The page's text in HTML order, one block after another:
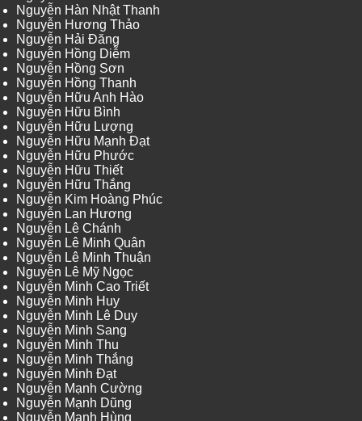
Nguyễn Hàn Nhật Thanh
Nguyễn Hương Thảo
Nguyễn Hải Đăng
Nguyễn Hồng Diễm
Nguyễn Hồng Sơn
Nguyễn Hồng Thanh
Nguyễn Hữu Anh Hào
Nguyễn Hữu Bình
Nguyễn Hữu Lượng
Nguyễn Hữu Mạnh Đạt
Nguyễn Hữu Phước
Nguyễn Hữu Thiết
Nguyễn Hữu Thắng
Nguyễn Kim Hoàng Phúc
Nguyễn Lan Hương
Nguyễn Lê Chánh
Nguyễn Lê Minh Quân
Nguyễn Lê Minh Thuận
Nguyễn Lê Mỹ Ngọc
Nguyễn Minh Cao Triết
Nguyễn Minh Huy
Nguyễn Minh Lê Duy
Nguyễn Minh Sang
Nguyễn Minh Thu
Nguyễn Minh Thắng
Nguyễn Minh Đạt
Nguyễn Mạnh Cường
Nguyễn Mạnh Dũng
Nguyễn Mạnh Hùng